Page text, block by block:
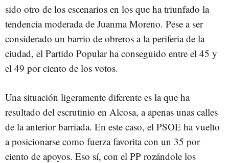
sido otro de los escenarios en los que ha triunfado la
tendencia moderada de Juanma Moreno. Pese a ser
considerado un barrio de obreros a la periferia de la
ciudad, el Partido Popular ha conseguido entre el 45 y
el 49 por ciento de los votos.
Una situación ligeramente diferente es la que ha
resultado del escrutinio en Alcosa, a apenas unas calles
de la anterior barriada. En este caso, el PSOE ha vuelto
a posicionarse como fuerza favorita con un 35 por
ciento de apoyos. Eso sí, con el PP rozándole los